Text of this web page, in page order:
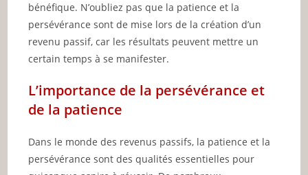
bénéfique. N’oubliez pas que la patience et la
persévérance sont de mise lors de la création d’un
revenu passif, car les résultats peuvent mettre un
certain temps à se manifester.
L’importance de la persévérance et
de la patience
Dans le monde des revenus passifs, la patience et la
persévérance sont des qualités essentielles pour